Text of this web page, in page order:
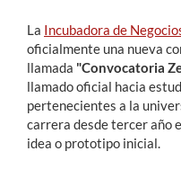
Académicos
Funcionarios
Alumni
La Incubadora de
oficialmente una nueva
llamada "Convocatoria
llamado oficial hacia
pertenecientes a la
carrera desde tercer año
idea o prototipo inicial.